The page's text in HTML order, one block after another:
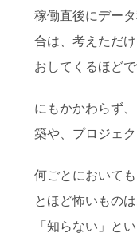
稼働直後にデー
合は、考えただ
おしてくるほどで
にもかかわらず
築や、プロジェ
何ごとにおいて
とほど怖いものは
「知らない」と